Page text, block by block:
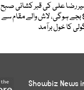
رضا علی کی قبر کشائی صبح
9 بجے ہوگی، لاش والے مقام سے
کا خول برآمد
Showbiz News